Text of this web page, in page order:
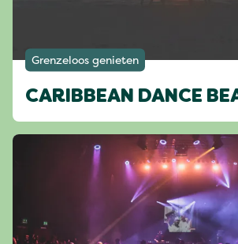
Grenzeloos genieten
CARIBBEAN DANCE